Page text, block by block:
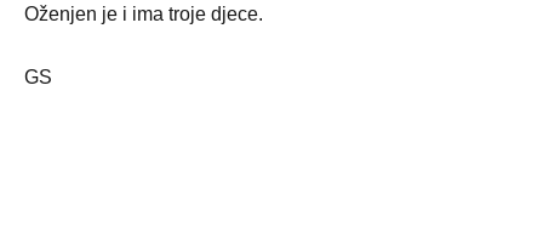
Oženjen je i ima troje djece.
GS